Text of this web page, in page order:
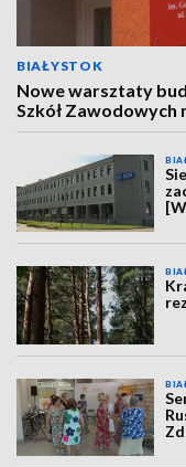
BIAŁYSTOK
Nowe warsztaty
Szkół Zawodowych